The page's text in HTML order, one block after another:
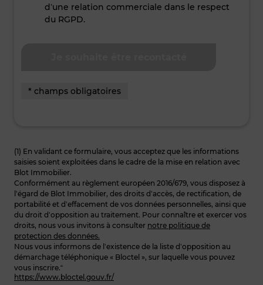
d’une relation commerciale dans le respect
du RGPD.
* champs obligatoires
(1) En validant ce formulaire, vous acceptez que les informations
saisies soient exploitées dans le cadre de la mise en relation avec
Blot Immobilier.
Conformément au règlement européen 2016/679, vous disposez à
l’égard de Blot Immobilier, des droits d’accès, de rectification, de
portabilité et d’effacement de vos données personnelles, ainsi que
du droit d’opposition au traitement. Pour connaître et exercer vos
droits, nous vous invitons à consulter notre politique de
protection des données.
Nous vous informons de l’existence de la liste d’opposition au
démarchage téléphonique « Bloctel », sur laquelle vous pouvez
vous inscrire.“
https://www.bloctel.gouv.fr/